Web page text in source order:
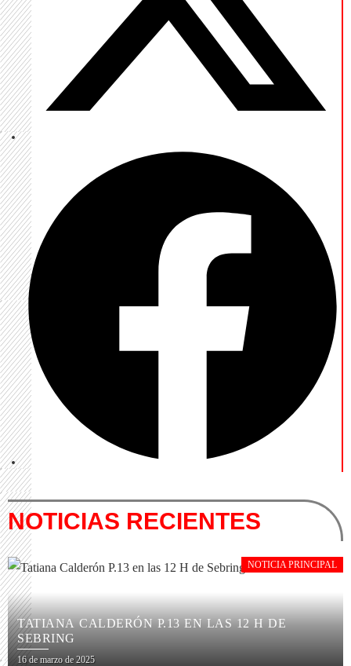
NOTICIAS RECIENTES
NOTICIA PRINCIPAL
TATIANA CALDERÓN P.13 EN LAS 12 H DE
SEBRING
16 de marzo de 2025